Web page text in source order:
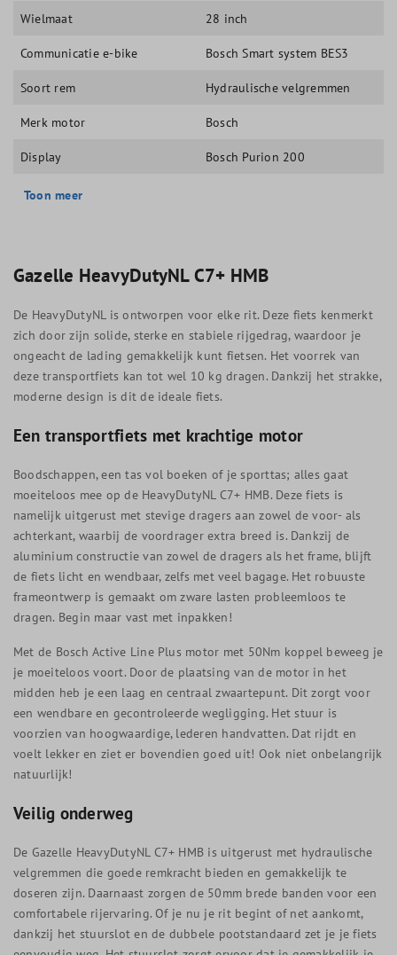
Wielmaat 28 inch
Communicatie e-bike Bosch Smart system BES3
Soort rem Hydraulische velgremmen
Merk motor Bosch
Display Bosch Purion 200
Toon meer
Gazelle HeavyDutyNL C7+ HMB
De HeavyDutyNL is ontworpen voor elke rit. Deze fiets kenmerkt
zich door zijn solide, sterke en stabiele rijgedrag, waardoor je
ongeacht de lading gemakkelijk kunt fietsen. Het voorrek van
deze transportfiets kan tot wel 10 kg dragen. Dankzij het strakke,
moderne design is dit de ideale fiets.
Een transportfiets met krachtige motor
Boodschappen, een tas vol boeken of je sporttas; alles gaat
moeiteloos mee op de HeavyDutyNL C7+ HMB. Deze fiets is
namelijk uitgerust met stevige dragers aan zowel de voor- als
achterkant, waarbij de voordrager extra breed is. Dankzij de
aluminium constructie van zowel de dragers als het frame, blijft
de fiets licht en wendbaar, zelfs met veel bagage. Het robuuste
frameontwerp is gemaakt om zware lasten probleemloos te
dragen. Begin maar vast met inpakken!
Met de Bosch Active Line Plus motor met 50Nm koppel beweeg je
je moeiteloos voort. Door de plaatsing van de motor in het
midden heb je een laag en centraal zwaartepunt. Dit zorgt voor
een wendbare en gecontroleerde wegligging. Het stuur is
voorzien van hoogwaardige, lederen handvatten. Dat rijdt en
voelt lekker en ziet er bovendien goed uit! Ook niet onbelangrijk
natuurlijk!
Veilig onderweg
De Gazelle HeavyDutyNL C7+ HMB is uitgerust met hydraulische
velgremmen die goede remkracht bieden en gemakkelijk te
doseren zijn. Daarnaast zorgen de 50mm brede banden voor een
comfortabele rijervaring. Of je nu je rit begint of net aankomt,
dankzij het stuurslot en de dubbele pootstandaard zet je je fiets